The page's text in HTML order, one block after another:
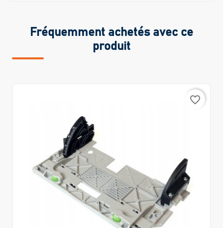
Fréquemment achetés avec ce
produit
favorite_border